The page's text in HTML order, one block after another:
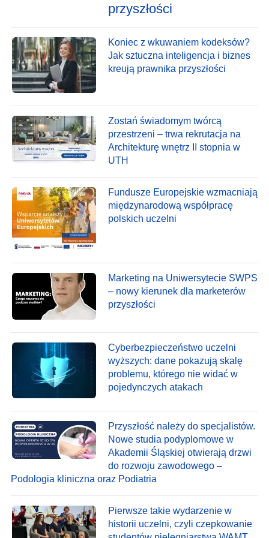
przyszłości
Koniec z wkuwaniem kodeksów?
Jak sztuczna inteligencja i biznes
kreują prawnika przyszłości
Zostań świadomym twórcą
przestrzeni – trwa rekrutacja na
Architekturę wnętrz II stopnia w
UTH
Fundusze Europejskie wzmacniają
międzynarodową współpracę
polskich uczelni
Marketing na Uniwersytecie SWPS
– nowy kierunek dla marketerów
przyszłości
Cyberbezpieczeństwo uczelni
wyższych: dane pokazują skalę
problemu, którego nie widać w
pojedynczych atakach
Przyszłość należy do specjalistów.
Nowe studia podyplomowe w
Akademii Śląskiej otwierają drzwi
do rozwoju zawodowego –
Podologia kliniczna oraz Podiatria
Pierwsze takie wydarzenie w
historii uczelni, czyli czepkowanie